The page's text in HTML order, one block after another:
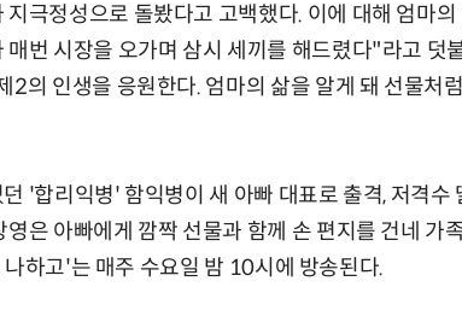
극정성으로 돌봤다고 고백했다. 이에 대해 엄마
번 시장을 오가며 삼시 세끼를 해드렸다"라고 덧
2의 인생을 응원한다. 엄마의 삶을 알게 돼 선물처
'합리익병' 함익병이 새 아빠 대표로 출격, 저격수
은 아빠에게 깜짝 선물과 함께 손 편지를 건네 가
하고'는 매주 수요일 밤 10시에 방송된다.